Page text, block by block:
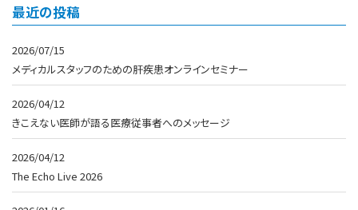
最近の投稿
2026/07/15
メディカルスタッフのための肝疾患オンラインセミナー
2026/04/12
きこえない医師が語る医療従事者へのメッセージ
2026/04/12
The Echo Live 2026